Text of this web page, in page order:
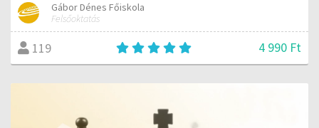
Gábor Dénes Főiskola
Felsőoktatás
119 4 990 Ft